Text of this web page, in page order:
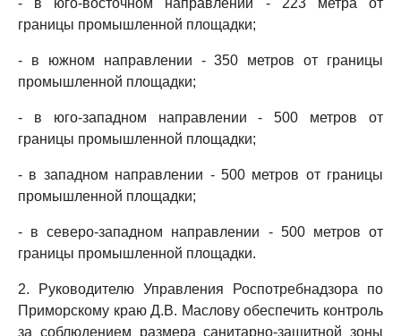
- в юго-восточном направлении - 223 метра от
границы промышленной площадки;
- в южном направлении - 350 метров от границы
промышленной площадки;
- в юго-западном направлении - 500 метров от
границы промышленной площадки;
- в западном направлении - 500 метров от границы
промышленной площадки;
- в северо-западном направлении - 500 метров от
границы промышленной площадки.
2. Руководителю Управления Роспотребнадзора по
Приморскому краю Д.В. Маслову обеспечить контроль
за соблюдением размера санитарно-защитной зоны